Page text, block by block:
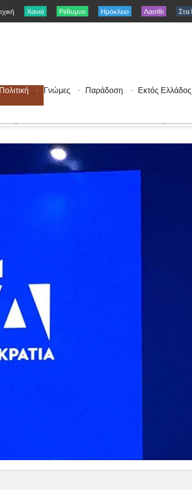
Χανιά Ρέθυμνο Ηράκλειο Λασίθι Στα
Πολιτική Γνώμες Παράδοση Εκτός Ελλάδος